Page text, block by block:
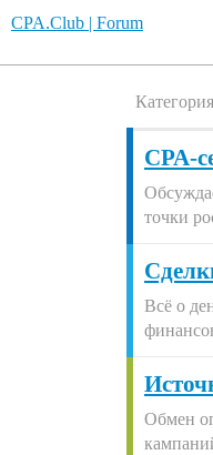
CPA.Club | Forum
Категория
CPA-
точки
Всё о
Обмен